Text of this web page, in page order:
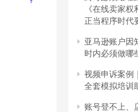
《在线卖家
正当程序时代
亚马逊账户因
时内必须做哪
视频申诉案例
全套模拟培训
账号登不上、